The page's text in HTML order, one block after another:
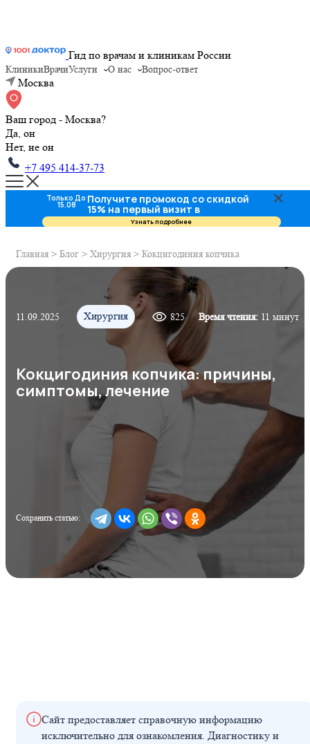
Гид по врачам и клиникам России
КлиникиВрачиУслуги О нас Вопрос-ответ
Москва
Ваш город - Москва?
Да, он
Нет, не он
+7 495 414-37-73
Главная > Блог > Хирургия > Кокцигодиния копчика
11.09.2025 Хирургия 825 Время чтения: 11 минут
Кокцигодиния копчика: причины,
симптомы, лечение
Сохранить статью:
Сайт предоставляет справочную информацию
исключительно для ознакомления. Диагностику и
Только До
15.08 Получите промокод со скидкой
15% на первый визит в
стоматологию
Узнать подробнее